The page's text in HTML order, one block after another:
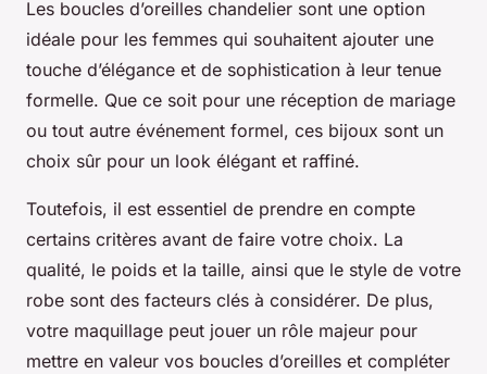
Les boucles d’oreilles chandelier sont une option
idéale pour les femmes qui souhaitent ajouter une
touche d’élégance et de sophistication à leur tenue
formelle. Que ce soit pour une réception de mariage
ou tout autre événement formel, ces bijoux sont un
choix sûr pour un look élégant et raffiné.
Toutefois, il est essentiel de prendre en compte
certains critères avant de faire votre choix. La
qualité, le poids et la taille, ainsi que le style de votre
robe sont des facteurs clés à considérer. De plus,
votre maquillage peut jouer un rôle majeur pour
mettre en valeur vos boucles d’oreilles et compléter